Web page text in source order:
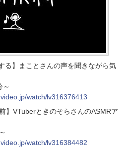
る】まことさんの声を聞きながら気
～
watch/lv316376413
】VTuberときのそらさんのASMRア
watch/lv316384482